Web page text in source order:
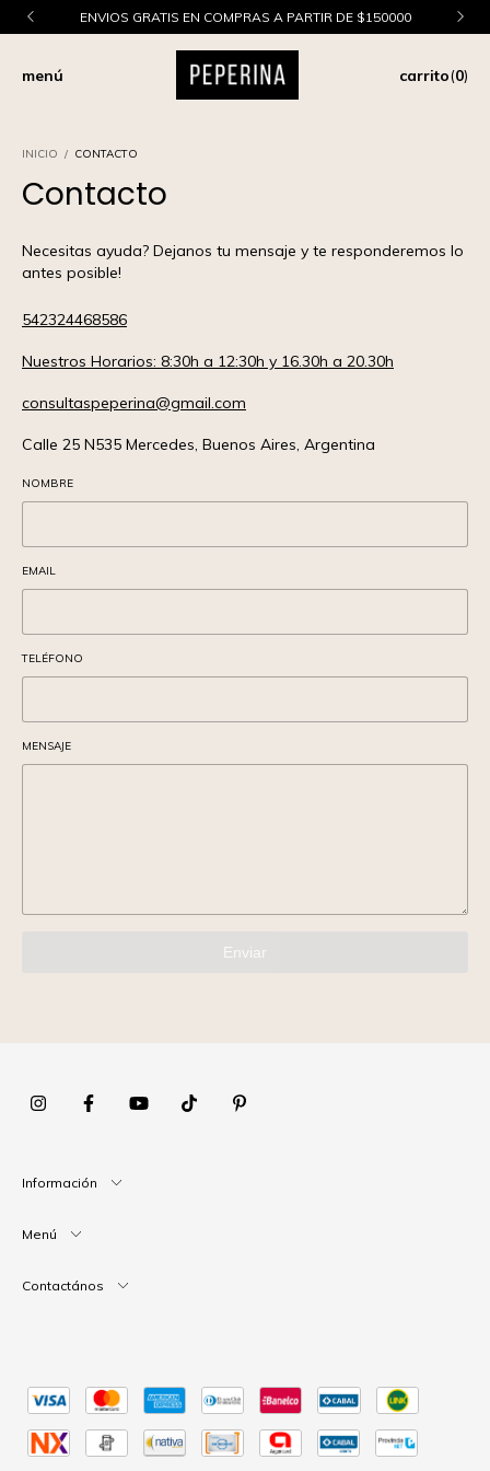
ENVIOS GRATIS EN COMPRAS A PARTIR DE $150000
menú carrito(0)
INICIO / CONTACTO
Contacto
Necesitas ayuda? Dejanos tu mensaje y te responderemos lo
antes posible!
542324468586
Nuestros Horarios: 8:30h a 12:30h y 16.30h a 20.30h
consultaspeperina@gmail.com
Calle 25 N535 Mercedes, Buenos Aires, Argentina
NOMBRE
EMAIL
TELÉFONO
MENSAJE
Enviar
Información
Menú
Contactános